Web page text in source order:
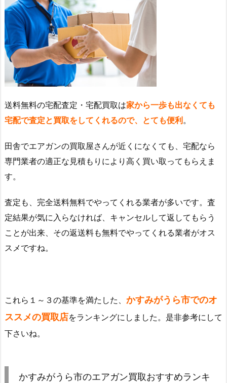
送料無料の宅配査定・宅配買取は家から一歩も出なくても
宅配で査定と買取をしてくれるので、とても便利。
田舎でエアガンの買取屋さんが近くになくても、宅配なら
専門業者の適正な見積もりにより高く買い取ってもらえま
す。
査定も、完全送料無料でやってくれる業者が多いです。査
定結果が気に入らなければ、キャンセルして返してもらう
ことが出来、その返送料も無料でやってくれる業者がオス
スメですね。
これら１～３の基準を満たした、 かすみがうら市でのオ
ススメの買取店をランキングにしました。是非参考にして
下さいね。
かすみがうら市のエアガン買取おすすめランキ